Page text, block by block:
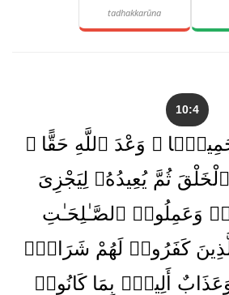
tadhakkarūna
10:4
جَمِيعًۭا ۖ وَعْدَ ٱللَّهِ حَقًّا
ثُمَّ يُعِيدُهُۥ لِيَجْزِىَ
وَعَمِلُوا۟ ٱلصَّـٰلِحَـٰتِ
كَفَرُوا۟ لَهُمْ شَرَابٌۭ
أَلِيمٌۢ بِمَا كَانُوا۟